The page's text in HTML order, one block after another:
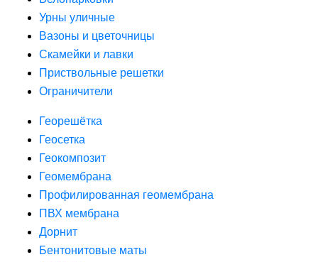
Урны уличные
Вазоны и цветочницы
Скамейки и лавки
Приствольные решетки
Ограничители
Георешётка
Геосетка
Геокомпозит
Геомембрана
Профилированная геомембрана
ПВХ мембрана
Дорнит
Бентонитовые маты